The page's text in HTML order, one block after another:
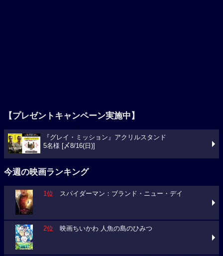
【プレゼントキャンペーン実施中】
『グレイ・ミッション』アクリルスタンド
5名様 [〆8/16(日)]
今週の映画ランキング
1位 スパイダーマン：ブランド・ニュー・デイ
2位 映画ちいかわ 人魚の島のひみつ